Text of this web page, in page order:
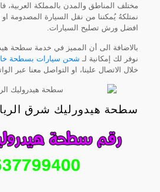
مختلف المناطق والمدن بالمملكة العربية،
نمتلكهُ يُمكننا من نقل السيارة المصدومة
افضل ورش تصليح السيارات.
بالاضافة الى أن المميز في خدمة سطحة
نوفر لك إمكانية لـ شحن سيارات بسطحة
خلال الاتصال علينا، او التواصل معنا عبر
سطحة هيدورليك شرق